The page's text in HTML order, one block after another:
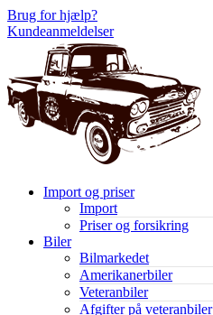
Brug for hjælp?
Kundeanmeldelser
Import og priser
Import
Priser og forsikring
Biler
Bilmarkedet
Amerikanerbiler
Veteranbiler
Afgifter på veteranbiler